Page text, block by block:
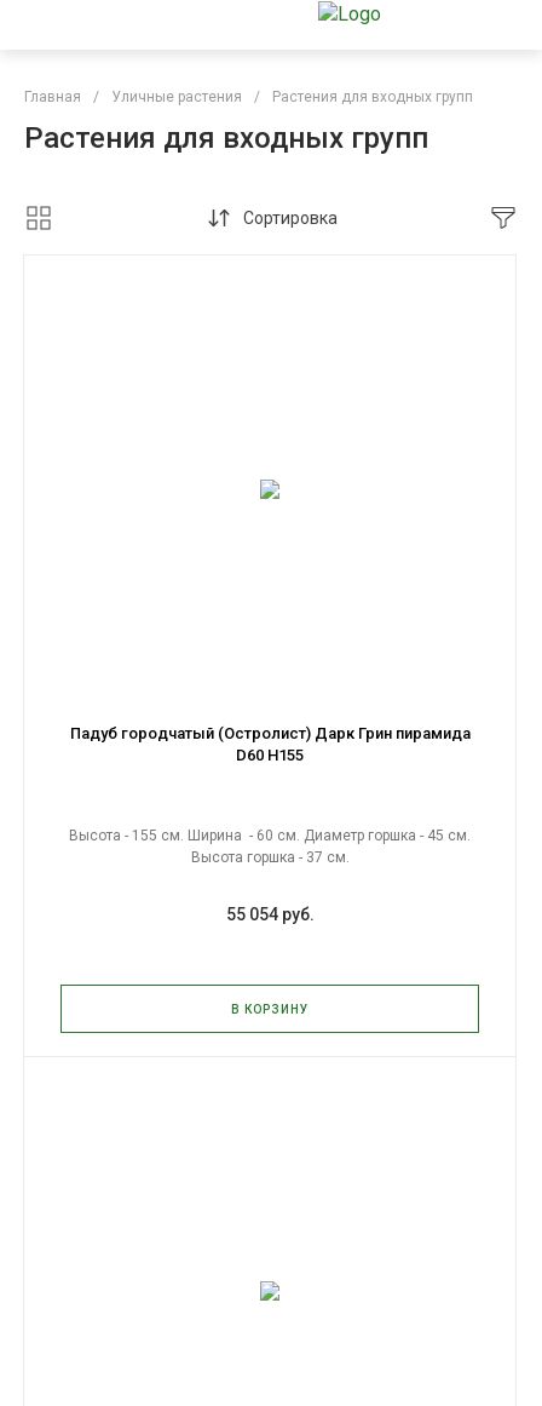
Главная / Уличные растения / Растения для входных групп
Растения для входных групп
Сортировка
Падуб городчатый (Остролист) Дарк Грин пирамида
D60 H155
Высота - 155 см. Ширина - 60 см. Диаметр горшка - 45 см.
Высота горшка - 37 см.
55 054 руб.
В КОРЗИНУ